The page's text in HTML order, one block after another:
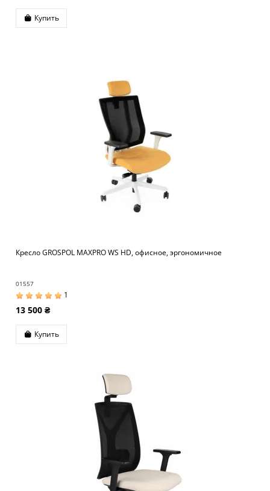
Купить
Кресло GROSPOL MAXPRO WS HD, офисное, эргономичное
01557
1
13 500 ₴
Купить